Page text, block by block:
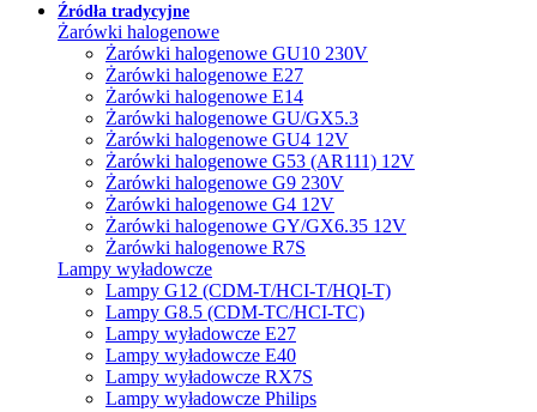
Źródła tradycyjne
Żarówki halogenowe
Żarówki halogenowe GU10 230V
Żarówki halogenowe E27
Żarówki halogenowe E14
Żarówki halogenowe GU/GX5.3
Żarówki halogenowe GU4 12V
Żarówki halogenowe G53 (AR111) 12V
Żarówki halogenowe G9 230V
Żarówki halogenowe G4 12V
Żarówki halogenowe GY/GX6.35 12V
Żarówki halogenowe R7S
Lampy wyładowcze
Lampy G12 (CDM-T/HCI-T/HQI-T)
Lampy G8.5 (CDM-TC/HCI-TC)
Lampy wyładowcze E27
Lampy wyładowcze E40
Lampy wyładowcze RX7S
Lampy wyładowcze Philips